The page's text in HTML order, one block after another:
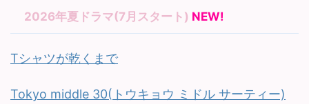
2026年夏ドラマ(7月スタート) NEW!
Tシャツが乾くまで
Tokyo middle 30(トウキョウ ミドル サーティー)